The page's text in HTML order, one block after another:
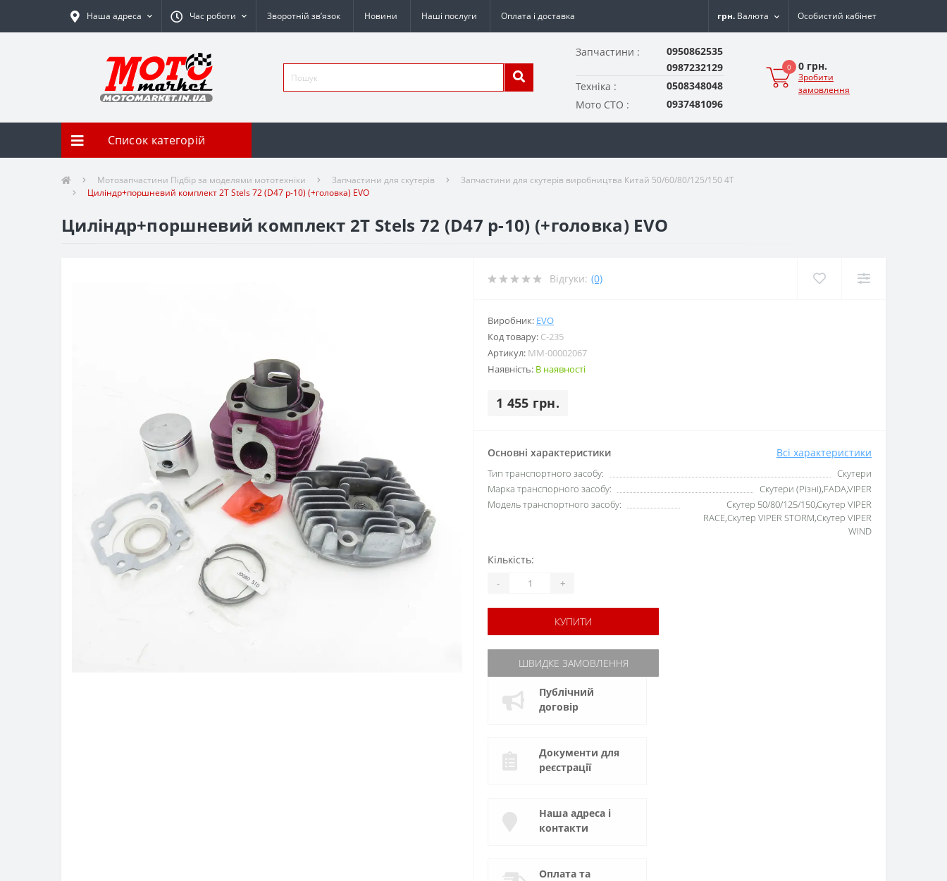
Наша адреса Час роботи Зворотній зв’язок Новини Наші послуги Оплата і доставка грн. Валюта Особистий кабінет
Запчастини :
0950862535
0987232129
Техніка :
0508348048
Мото СТО :
0937481096
0 0 грн.
Зробити
замовлення
Список категорій
Мотозапчастини Підбір за моделями мототехніки Запчастини для скутерів
Запчастини для скутерів виробництва Китай 50/60/80/125/150 4T
Циліндр+поршневий комплект 2T Stels 72 (D47 p-10) (+головка) EVO
Циліндр+поршневий комплект 2T Stels 72 (D47 p-10) (+головка) EVO
Відгуки: (0)
Виробник: EVO
Код товару: C-235
Артикул: MM-00002067
Наявність: В наявності
1 455 грн.
Основні характеристики Всі характеристики
Тип транспортного засобу:
Скутери
Марка транспорного засобу:
Скутери (Різні),FADA,VIPER
Модель транспортного засобу:
Скутер 50/80/125/150,Скутер VIPER
RACE,Скутер VIPER STORM,Скутер VIPER
WIND
Кількість:
- +
КУПИТИ
ШВИДКЕ ЗАМОВЛЕННЯ
Публічний
договір
Документи для
реєстрації
Наша адреса і
контакти
Оплата та